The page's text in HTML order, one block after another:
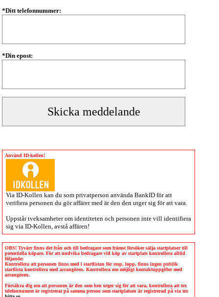
*Ditt telefonnummer:
*Din epost:
Använd ID-kollen!
Via ID-Kollen kan du som privatperson använda BankID för att
verifiera personen du gör affärer med är den den utger sig för att vara.
Uppstår tveksamheter om identiteten och personen inte vill identifiera
sig via ID-Kollen , avstå affären!
OBS! Tyvärr finns det från och till bedragare som främst försöker sälja startplatser till
potentiella köpare. För att undvika bedragare vid köp av startplats kontrollera alltid
följande:
Kontrollera att personen finns med i startlistan för resp. lopp, finns ingen publik
startlista kontrollera med arrangören. Kontrollera om möjligt kontaktuppgifter med
arrangören.
Försäkra dig om att personen är den som hen utger sig för att vara, kontrollera att tex
telefonnumret är registrerat på samma person som startplatsen är registrerad på via tex